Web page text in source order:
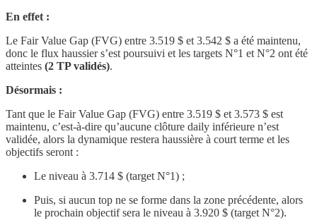
En effet :
Le Fair Value Gap (FVG) entre 3.519 $ et 3.542 $ a été maintenu,
donc le flux haussier s’est poursuivi et les targets N°1 et N°2 ont été
atteintes (2 TP validés).
Désormais :
Tant que le Fair Value Gap (FVG) entre 3.519 $ et 3.573 $ est
maintenu, c’est-à-dire qu’aucune clôture daily inférieure n’est
validée, alors la dynamique restera haussière à court terme et les
objectifs seront :
Le niveau à 3.714 $ (target N°1) ;
Puis, si aucun top ne se forme dans la zone précédente, alors
le prochain objectif sera le niveau à 3.920 $ (target N°2).